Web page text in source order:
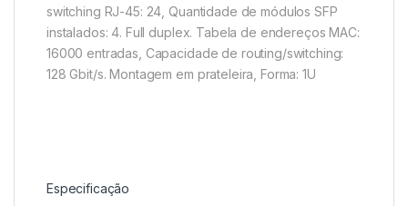
switching RJ-45: 24, Quantidade de módulos SFP
instalados: 4. Full duplex. Tabela de endereços MAC:
16000 entradas, Capacidade de routing/switching:
128 Gbit/s. Montagem em prateleira, Forma: 1U
Especificação